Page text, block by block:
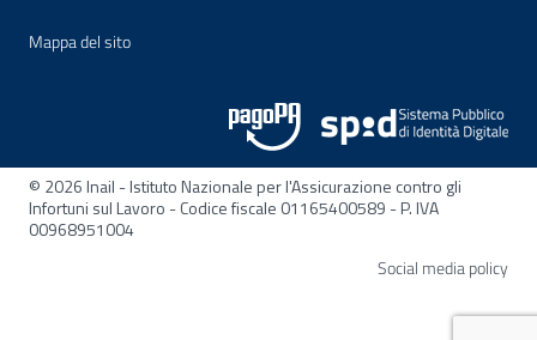
Mappa del sitoSito interno - Apre nella stessa finestra
© 2026 Inail - Istituto Nazionale per l'Assicurazione contro gli
Infortuni sul Lavoro - Codice fiscale 01165400589 - P. IVA
00968951004
Social media policy